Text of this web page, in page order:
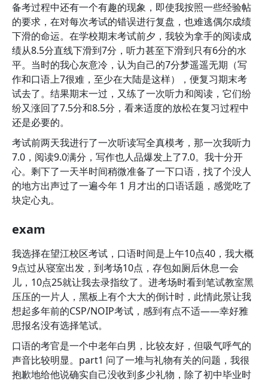
备考过程中还有一个有趣的现象，即使我按照一些经验帖
的要求，在对每次考试的错误进行复盘，也难逃偶尔成绩
下滑的命运。在学校期末考试前夕，我较为拿手的阅读成
绩从8.5分直线下滑到7分，听力甚至下滑到只有6分的水
平。当时的我心灰意冷，认为自己的7分梦遥遥无期（写
作和口语上7很难，至少在大陆是这样），便复习期末考
试去了。结果期末一过，又练了一次听力和阅读，它们纷
纷又涨回了7.5分和8.5分，看来适度的放松在复习过程中
还是必要的。
考试前两天我进行了一次听读写全真模考，那一次我听力
7.0，阅读9.0满分，写作也人品爆发上了7.0。我十分开
心。剩下了一天半时间稍微准备了一下口语，找了个没人
的地方出声过了一遍今年 1 月才出的口语话题，感觉吃了
块定心丸。
exam
我选择在望江校区考试，口语时间是上午10点40，我大概
9点过从寝室出发，到考场10点，存包如厕后休息一会
儿，10点25就让我去录指纹了。进考场时看到笔试教室黑
压压的一片人，黑板上有个大大的倒计时，此情此景让我
想起多年前的CSP/NOIP考试，感到有点不适——幸好雅
思报名没有选择笔试。
口语的考官是一个中老年白男，比较友好，但吸气呼气的
声音比较明显。part1 问了一堆与礼物有关的问题，我很
抱歉地给他说确实自己没收到多少礼物，除了初中毕业时